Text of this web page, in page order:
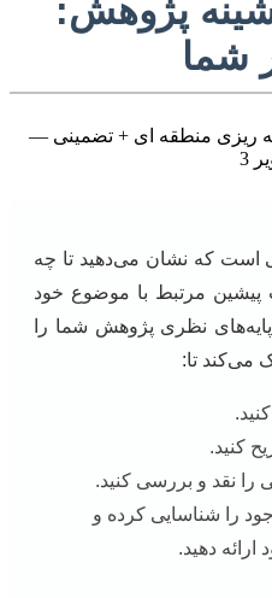
پژوهش:
شما
است که نشان می‌دهید تا چه
پیشین مرتبط با موضوع خود
نظری پژوهش شما را
می‌کند تا:
کنید.
را نقد و بررسی کنید.
را شناسایی کرده و
دهید.